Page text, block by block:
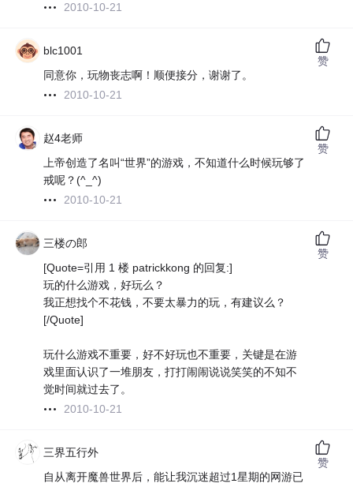
2010-10-21
blc1001
同意你，玩物丧志啊！顺便接分，谢谢了。
2010-10-21
赞
赵4老师
上帝创造了名叫“世界”的游戏，不知道什么时候玩够了
戒呢？(^_^)
2010-10-21
赞
三楼の郎
[Quote=引用 1 楼 patrickkong 的回复:]
玩的什么游戏，好玩么？
我正想找个不花钱，不要太暴力的玩，有建议么？
[/Quote]
玩什么游戏不重要，好不好玩也不重要，关键是在游
戏里面认识了一堆朋友，打打闹闹说说笑笑的不知不
觉时间就过去了。
2010-10-21
赞
三界五行外
自从离开魔兽世界后，能让我沉迷超过1星期的网游已
赞